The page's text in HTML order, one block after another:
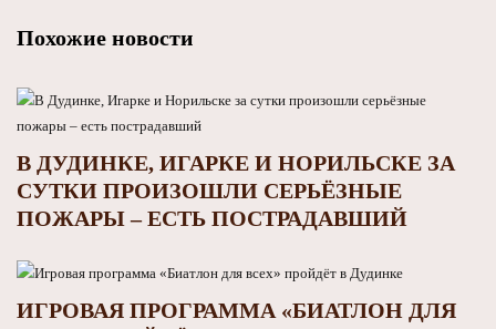
Похожие новости
В ДУДИНКЕ, ИГАРКЕ И НОРИЛЬСКЕ ЗА
СУТКИ ПРОИЗОШЛИ СЕРЬЁЗНЫЕ
ПОЖАРЫ – ЕСТЬ ПОСТРАДАВШИЙ
ИГРОВАЯ ПРОГРАММА «БИАТЛОН ДЛЯ